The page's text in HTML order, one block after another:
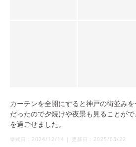
カーテンを全開にすると神戸の街並み
だったので夕焼けや夜景も見ることが
を過ごせました。
挙式日： 2024/12/14 | 更新日： 2025/03/22